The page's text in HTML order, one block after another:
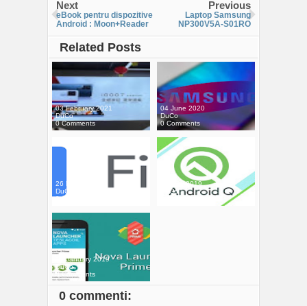
Next
eBook pentru dispozitive
Android : Moon+Reader
Previous
Laptop Samsung
NP300V5A-S01RO
Related Posts
03 February 2021
DuCo
0 Comments
04 June 2020
DuCo
0 Comments
26 May 2020
DuCo
0 Comments
12 May 2019
DuCo
19 January 2019
DuCo
0 Comments
0 commenti: